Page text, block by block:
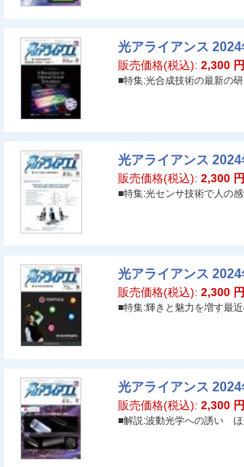
光アライアンス
販売価格(税込): 2,300 円
■特集:光合成技術の最新の
光アライアンス
販売価格(税込): 2,300 円
■特集:光センサ技術で人の
光アライアンス
販売価格(税込): 2,300 円
■特集:輝きと魅力を増す最
光アライアンス
販売価格(税込): 2,300 円
■解説:波動光学への誘い